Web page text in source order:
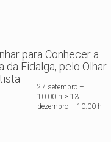
para Conhecer a
da Fidalga, pelo Olhar
27 setembro –
10.00 h > 13
dezembro – 10.00 h